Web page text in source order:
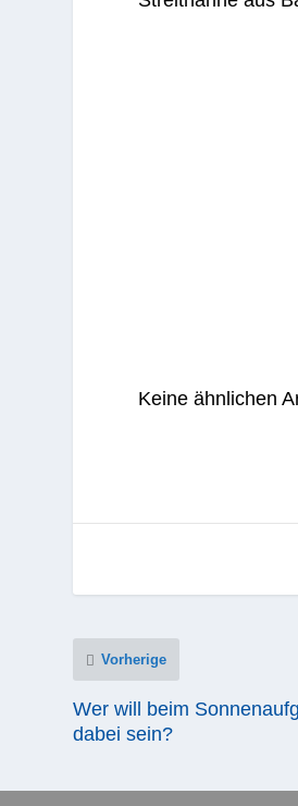
Keine ähnlichen
Vorherige
Wer will beim
dabei sein?